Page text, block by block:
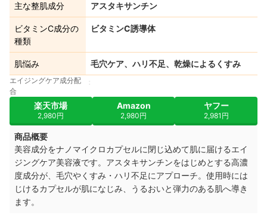
主な整肌成分 アスタキサンチン
ビタミンC成分の
種類
ビタミンC誘導体
肌悩み 毛穴ケア、ハリ不足、乾燥によるくすみ
エイジングケア成分配
合
楽天市場
2,980円
Amazon
2,980円
ヤフー
2,981円
商品概要
美容成分をナノマイクロカプセルに閉じ込めて肌に届けるエイ
ジングケア美容液です。アスタキサンチンをはじめとする高濃
度成分が、毛穴やくすみ・ハリ不足にアプローチ。使用時には
じけるカプセルが肌になじみ、うるおいと弾力のある肌へ導き
ます。